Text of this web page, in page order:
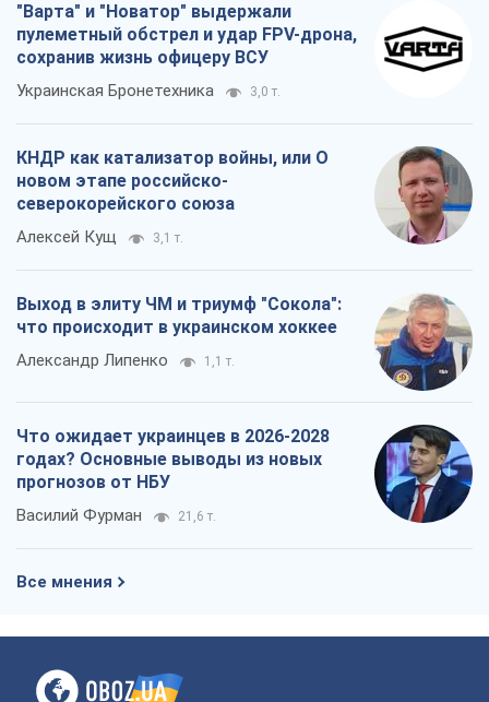
"Варта" и "Новатор" выдержали
пулеметный обстрел и удар FPV-дрона,
сохранив жизнь офицеру ВСУ
Украинская Бронетехника 3,0 т.
КНДР как катализатор войны, или О
новом этапе российско-
северокорейского союза
Алексей Кущ 3,1 т.
Выход в элиту ЧМ и триумф "Сокола":
что происходит в украинском хоккее
Александр Липенко 1,1 т.
Что ожидает украинцев в 2026-2028
годах? Основные выводы из новых
прогнозов от НБУ
Василий Фурман 21,6 т.
Все мнения